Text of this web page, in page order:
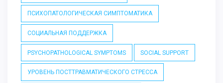
ПСИХОПАТОЛОГИЧЕСКАЯ СИМПТОМАТИКА
СОЦИАЛЬНАЯ ПОДДЕРЖКА
PSYCHOPATHOLOGICAL SYMPTOMS SOCIAL SUPPORT
УРОВЕНЬ ПОСТТРАВМАТИЧЕСКОГО СТРЕССА